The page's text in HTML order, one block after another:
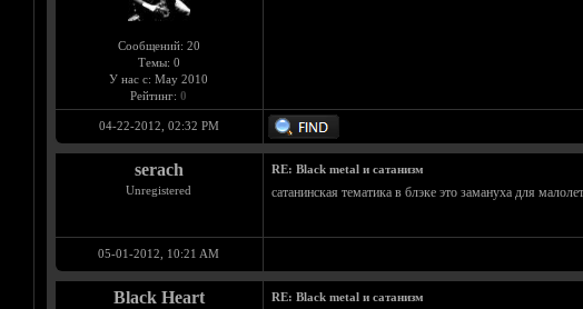
Сообщений: 20
Темы: 0
У нас с: May 2010
Рейтинг: 0
04-22-2012, 02:32 PM
serach
Unregistered
RE: Black metal и сатанизм
сатанинская тематика в блэке это замануха для
05-01-2012, 10:21 AM
Black Heart RE: Black metal и сатанизм